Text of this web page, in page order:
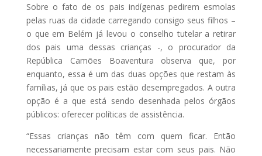
Sobre o fato de os pais indígenas pedirem esmolas
pelas ruas da cidade carregando consigo seus filhos –
o que em Belém já levou o conselho tutelar a retirar
dos pais uma dessas crianças -, o procurador da
República Camões Boaventura observa que, por
enquanto, essa é um das duas opções que restam às
famílias, já que os pais estão desempregados. A outra
opção é a que está sendo desenhada pelos órgãos
públicos: oferecer políticas de assistência.
“Essas crianças não têm com quem ficar. Então
necessariamente precisam estar com seus pais. Não